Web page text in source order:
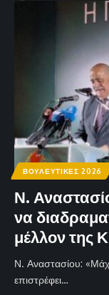
ΒΟΥΛΕΥΤΙΚΕΣ 2026
Ν.
να
μέλλον της
Ν. Αναστασίου:
επιστρέφει…